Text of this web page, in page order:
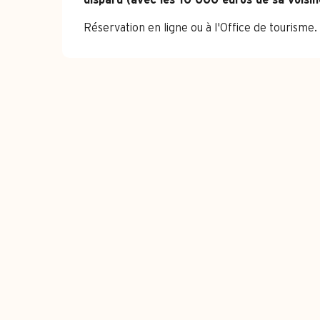
Réservation en ligne ou à l'Office de tourisme.